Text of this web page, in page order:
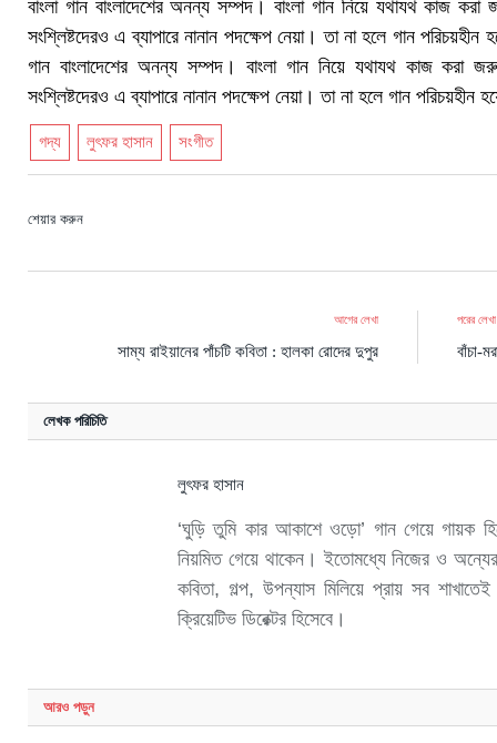
বাংলা গান বাংলাদেশের অনন্য সম্পদ। বাংলা গান নিয়ে যথাযথ কাজ
সংশ্লিষ্টদেরও এ ব্যাপারে নানান পদক্ষেপ নেয়া। তা না হলে গান
গান বাংলাদেশের অনন্য সম্পদ। বাংলা গান নিয়ে যথাযথ কাজ করা
সংশ্লিষ্টদেরও এ ব্যাপারে নানান পদক্ষেপ নেয়া। তা না হলে গান
গদ্য লুৎফর হাসান সংগীত
শেয়ার করুন
আগের লেখা
সাম্য রাইয়ানের পাঁচটি কবিতা : হালকা রোদের দুপুর
পরের লেখা
বাঁচা-
লেখক পরিচিতি
লুৎফর হাসান
‘ঘুড়ি তুমি কার আকাশে ওড়ো’ গান গেয়ে গায়ক
নিয়মিত গেয়ে থাকেন। ইতোমধ্যে নিজের ও
কবিতা, গল্প, উপন্যাস মিলিয়ে প্রায় সব
ক্রিয়েটিভ ডিরেক্টর হিসেবে।
আরও পড়ুন